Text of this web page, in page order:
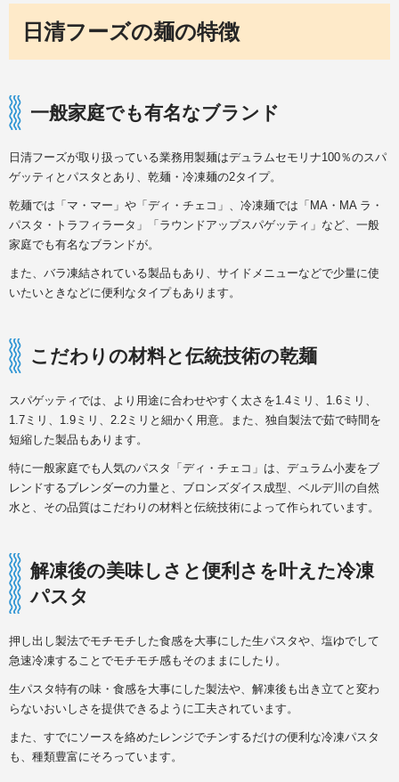
日清フーズの麺の特徴
一般家庭でも有名なブランド
日清フーズが取り扱っている業務用製麺はデュラムセモリナ100％のスパ
ゲッティとパスタとあり、乾麺・冷凍麺の2タイプ。
乾麺では「マ・マー」や「ディ・チェコ」、冷凍麺では「MA・MA ラ・
パスタ・トラフィラータ」「ラウンドアップスパゲッティ」など、一般
家庭でも有名なブランドが。
また、バラ凍結されている製品もあり、サイドメニューなどで少量に使
いたいときなどに便利なタイプもあります。
こだわりの材料と伝統技術の乾麺
スパゲッティでは、より用途に合わせやすく太さを1.4ミリ、1.6ミリ、
1.7ミリ、1.9ミリ、2.2ミリと細かく用意。また、独自製法で茹で時間を
短縮した製品もあります。
特に一般家庭でも人気のパスタ「ディ・チェコ」は、デュラム小麦をブ
レンドするブレンダーの力量と、ブロンズダイス成型、ベルデ川の自然
水と、その品質はこだわりの材料と伝統技術によって作られています。
解凍後の美味しさと便利さを叶えた冷凍
パスタ
押し出し製法でモチモチした食感を大事にした生パスタや、塩ゆでして
急速冷凍することでモチモチ感もそのままにしたり。
生パスタ特有の味・食感を大事にした製法や、解凍後も出き立てと変わ
らないおいしさを提供できるように工夫されています。
また、すでにソースを絡めたレンジでチンするだけの便利な冷凍パスタ
も、種類豊富にそろっています。